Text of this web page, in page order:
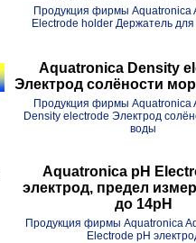
Продукция фирмы Aquatronica
Electrode holder Держатель для
Aquatronica Density
Электрод солёности
Продукция фирмы Aquatronica
Density electrode Электрод
воды
Aquatronica pH
электрод, предел
до 14pH
Продукция фирмы Aquatronica
Electrode рН